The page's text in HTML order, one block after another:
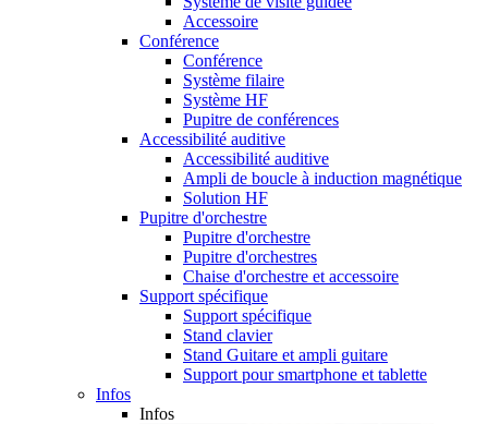
Accessoire
Conférence
Conférence
Système filaire
Système HF
Pupitre de conférences
Accessibilité auditive
Accessibilité auditive
Ampli de boucle à induction magnétique
Solution HF
Pupitre d'orchestre
Pupitre d'orchestre
Pupitre d'orchestres
Chaise d'orchestre et accessoire
Support spécifique
Support spécifique
Stand clavier
Stand Guitare et ampli guitare
Support pour smartphone et tablette
Infos
Infos